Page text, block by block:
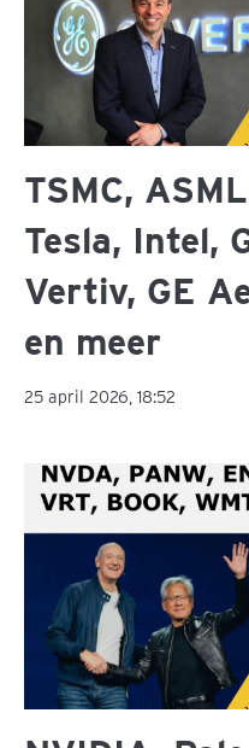
TSMC,
Tesla, Intel,
Vertiv, GE
en meer
25 april 2026, 18:52